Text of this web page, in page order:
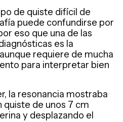
de quiste difícil de
puede confundirse por
eso que una de las
es la
requiere de mucha
para interpretar bien
la resonancia mostraba
quiste de unos 7 cm
y desplazando el